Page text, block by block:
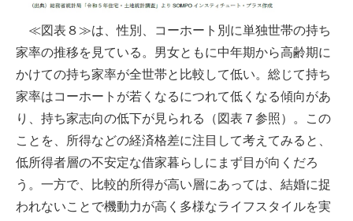
≪図表８≫は、性別、コーホート別に単独世帯の持ち
家率の推移を見ている。男女ともに中年期から高齢期に
かけての持ち家率が全世帯と比較して低い。総じて持ち
家率はコーホートが若くなるにつれて低くなる傾向があ
り、持ち家志向の低下が見られる（図表７参照）。この
ことを、所得などの経済格差に注目して考えてみると、
低所得者層の不安定な借家暮らしにまず目が向くだろ
う。一方で、比較的所得が高い層にあっては、結婚に捉
われないことで機動力が高く多様なライフスタイルを実